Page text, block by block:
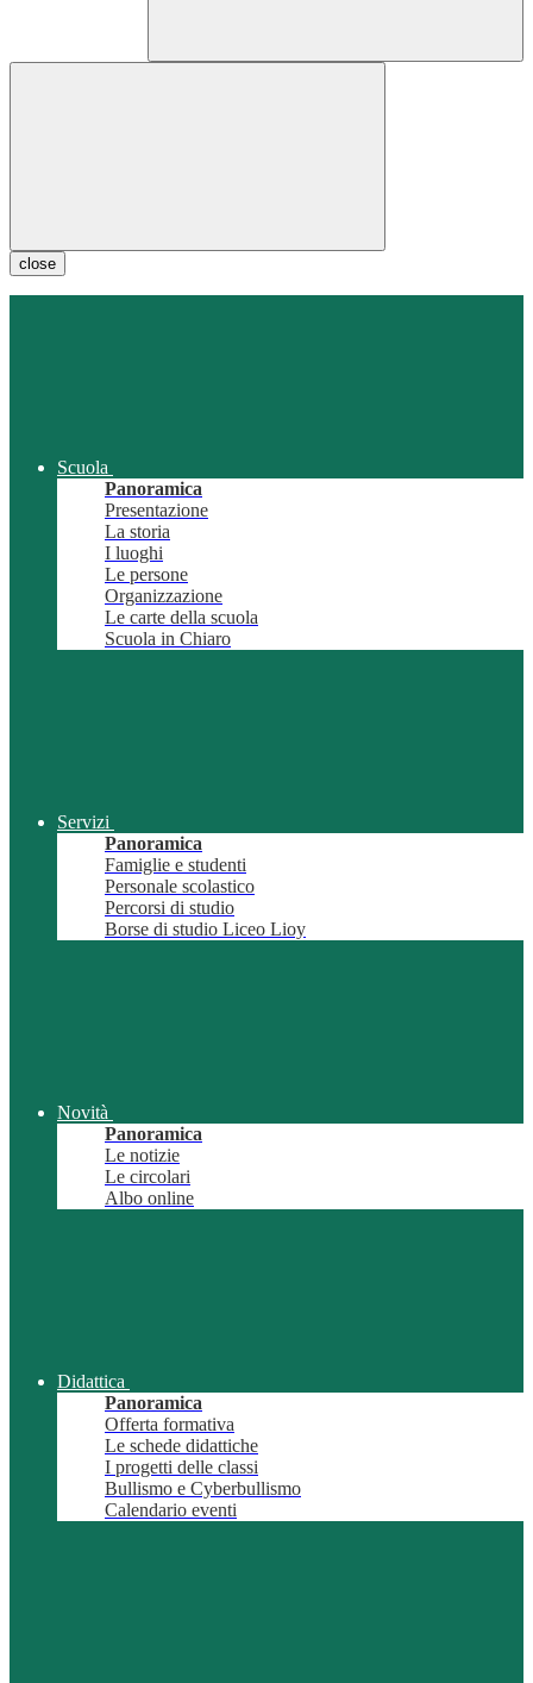
close
Scuola
Panoramica
Presentazione
La storia
I luoghi
Le persone
Organizzazione
Le carte della scuola
Scuola in Chiaro
Servizi
Panoramica
Famiglie e studenti
Personale scolastico
Percorsi di studio
Borse di studio Liceo Lioy
Novità
Panoramica
Le notizie
Le circolari
Albo online
Didattica
Panoramica
Offerta formativa
Le schede didattiche
I progetti delle classi
Bullismo e Cyberbullismo
Calendario eventi